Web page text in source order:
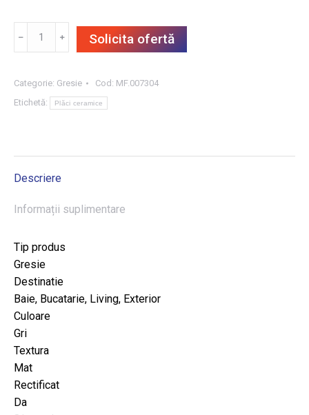
LAND
GREY
﹣ ﹢ Solicita ofertă
Categorie: Gresie Cod: MF.007304
Etichetă:
Plăci ceramice
Descriere
Informații suplimentare
Tip produs
Gresie
Destinatie
Baie, Bucatarie, Living, Exterior
Culoare
Gri
Textura
Mat
Rectificat
Da